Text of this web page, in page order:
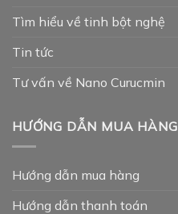
Tìm hiểu về tinh bột nghệ
Tin tức
Tư vấn về Nano Curucmin
HƯỚNG DẪN MUA HÀNG
Hướng dẫn mua hàng
Hướng dẫn thanh toán